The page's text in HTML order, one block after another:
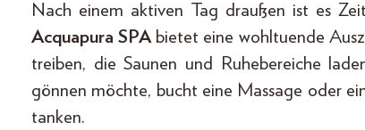
Nach einem aktiven Tag draußen ist es
Acquapura SPA bietet eine wohltuende
treiben, die Saunen und Ruhebereiche
gönnen möchte, bucht eine Massage oder
tanken.